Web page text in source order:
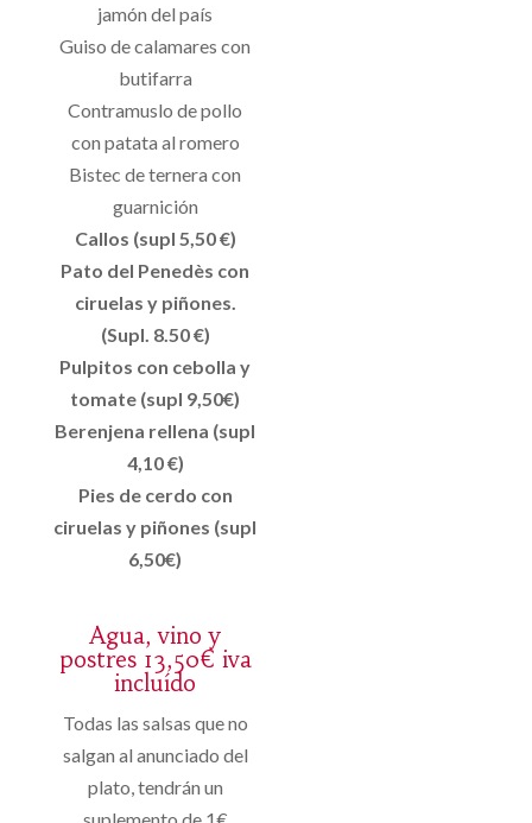
jamón del país
Guiso de calamares con
butifarra
Contramuslo de pollo
con patata al romero
Bistec de ternera con
guarnición
Callos (supl 5,50 €)
Pato del Penedès con
ciruelas y piñones.
(Supl. 8.50 €)
Pulpitos con cebolla y
tomate (supl 9,50€)
Berenjena rellena (supl
4,10 €)
Pies de cerdo con
ciruelas y piñones (supl
6,50€)
Agua, vino y
postres 13,50€ iva
incluído
Todas las salsas que no
salgan al anunciado del
plato, tendrán un